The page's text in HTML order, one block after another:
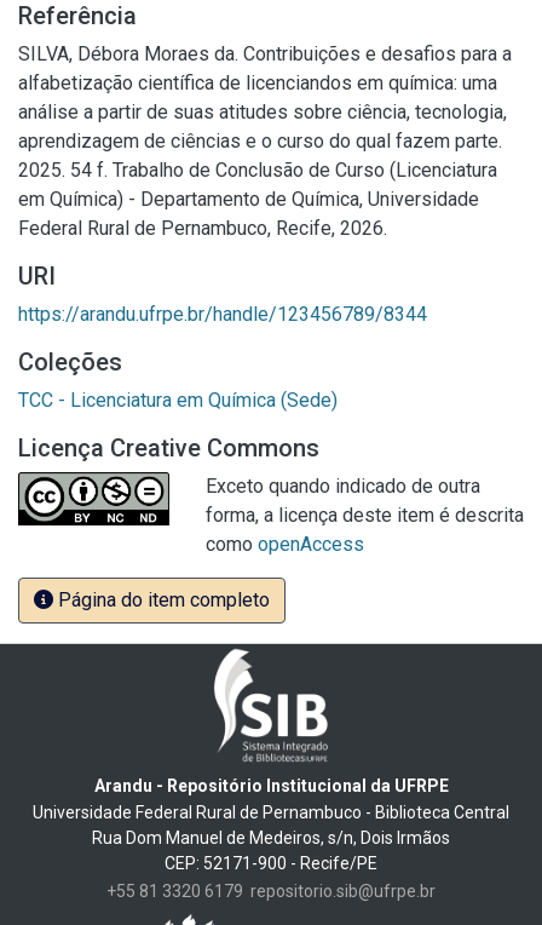
Referência
SILVA, Débora Moraes da. Contribuições e desafios para a
alfabetização científica de licenciandos em química: uma
análise a partir de suas atitudes sobre ciência, tecnologia,
aprendizagem de ciências e o curso do qual fazem parte.
2025. 54 f. Trabalho de Conclusão de Curso (Licenciatura
em Química) - Departamento de Química, Universidade
Federal Rural de Pernambuco, Recife, 2026.
URI
https://arandu.ufrpe.br/handle/123456789/8344
Coleções
TCC - Licenciatura em Química (Sede)
Licença Creative Commons
Exceto quando indicado de outra
forma, a licença deste item é descrita
como openAccess
Página do item completo
Arandu - Repositório Institucional da UFRPE
Universidade Federal Rural de Pernambuco - Biblioteca Central
Rua Dom Manuel de Medeiros, s/n, Dois Irmãos
CEP: 52171-900 - Recife/PE
+55 81 3320 6179 repositorio.sib@ufrpe.br